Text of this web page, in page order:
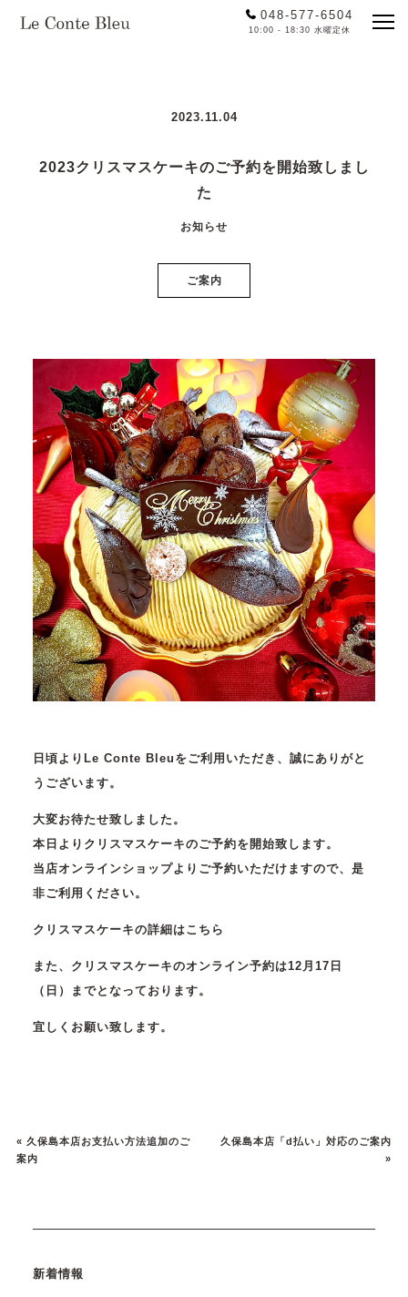
048-577-6504
10:00 - 18:30 水曜定休
2023.11.04
2023クリスマスケーキのご予約を開始致しまし
た
お知らせ
ご案内
日頃よりLe Conte Bleuをご利用いただき、誠にありがと
うございます。
大変お待たせ致しました。
本日よりクリスマスケーキのご予約を開始致します。
当店オンラインショップよりご予約いただけますので、是
非ご利用ください。
クリスマスケーキの詳細はこちら
また、クリスマスケーキのオンライン予約は12月17日
（日）までとなっております。
宜しくお願い致します。
« 久保島本店お支払い方法追加のご
案内
久保島本店「d払い」対応のご案内
»
新着情報